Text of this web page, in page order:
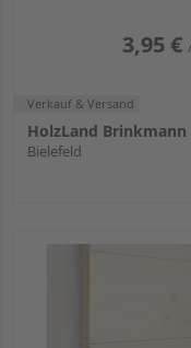
3,95 €
Verkauf & Versand
HolzLand Brinkmann
Bielefeld